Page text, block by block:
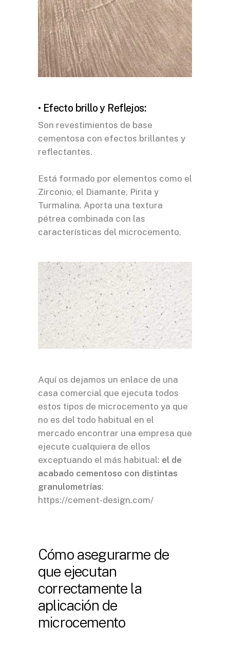
• Efecto brillo y Reflejos:
Son revestimientos de base
cementosa con efectos brillantes y
reflectantes.
Está formado por elementos como el
Zirconio, el Diamante, Pirita y
Turmalina. Aporta una textura
pétrea combinada con las
características del microcemento.
Aquí os dejamos un enlace de una
casa comercial que ejecuta todos
estos tipos de microcemento ya que
no es del todo habitual en el
mercado encontrar una empresa que
ejecute cualquiera de ellos
exceptuando el más habitual: el de
acabado cementoso con distintas
granulometrías:
https://cement-design.com/
Cómo asegurarme de
que ejecutan
correctamente la
aplicación de
microcemento